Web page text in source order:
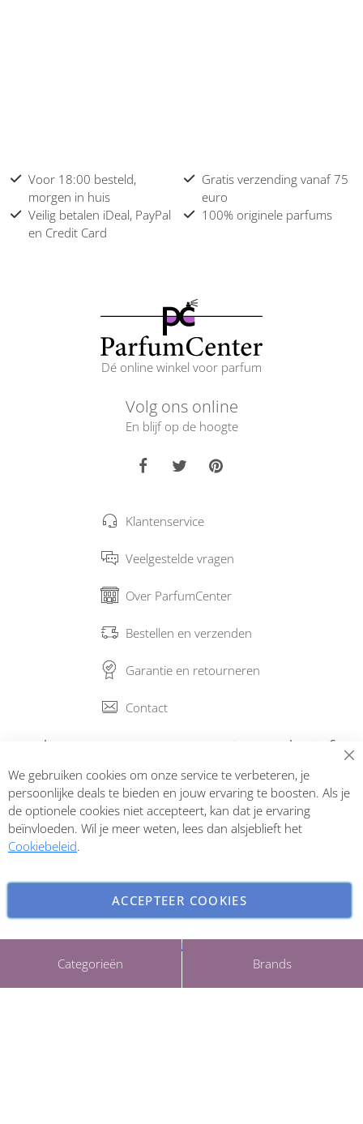
Categorieën Brands
Voor 18:00 besteld,
morgen in huis
Gratis verzending vanaf 75
euro
Veilig betalen iDeal, PayPal
en Credit Card
100% originele parfums
Dé online winkel voor parfum
Volg ons online
En blijf op de hoogte
Klantenservice
Veelgestelde vragen
Over ParfumCenter
Bestellen en verzenden
Garantie en retourneren
Contact
Abonneer op onze nieuwsbrief
Inschrijven
Copyright © 2026 ParfumCenter.nl. All rights reserved.
We gebruiken cookies om onze service te verbeteren, je
persoonlijke deals te bieden en jouw ervaring te boosten. Als je
de optionele cookies niet accepteert, kan dat je ervaring
beïnvloeden. Wil je meer weten, lees dan alsjeblieft het
Cookiebeleid.
ACCEPTEER COOKIES
INSTELLINGEN AANPASSEN